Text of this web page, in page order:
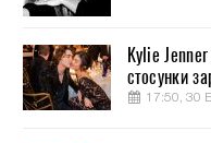
Kylie
стосунки
17:50, 30